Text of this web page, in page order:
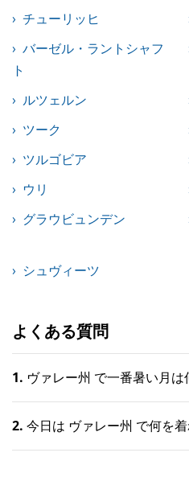
チューリッヒ
バーゼル・ラントシャフ
ト
ルツェルン
ツーク
ツルゴビア
ウリ
グラウビュンデン
シュヴィーツ
よくある質問
1. ヴァレー州 で一番暑い月は
2. 今日は ヴァレー州 で何を